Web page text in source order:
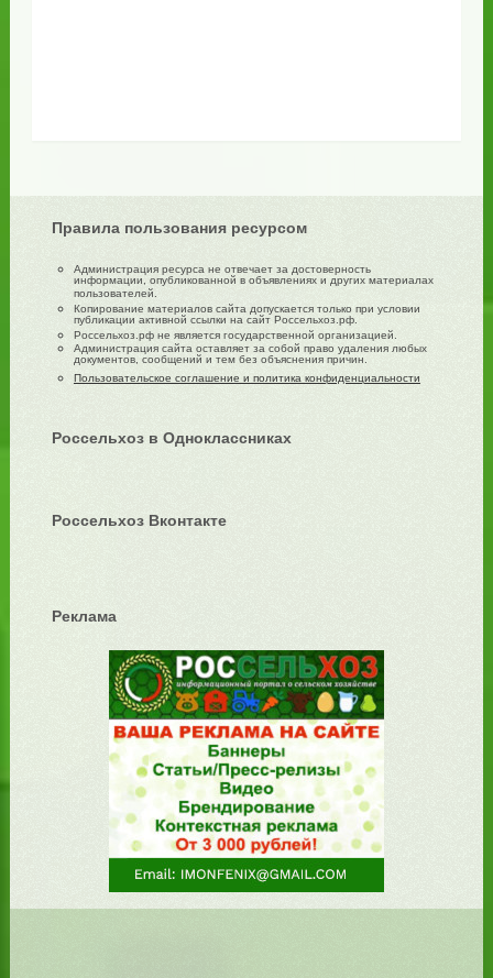
Правила пользования ресурсом
Администрация ресурса не отвечает за достоверность
информации, опубликованной в объявлениях и других материалах
пользователей.
Копирование материалов сайта допускается только при условии
публикации активной ссылки на сайт Россельхоз.рф.
Россельхоз.рф не является государственной организацией.
Администрация сайта оставляет за собой право удаления любых
документов, сообщений и тем без объяснения причин.
Пользовательское соглашение и политика конфиденциальности
Россельхоз в Одноклассниках
Россельхоз Вконтакте
Реклама